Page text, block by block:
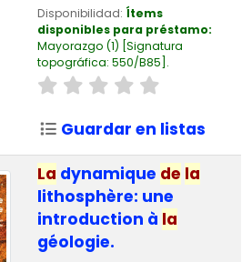
Disponibilidad: Ítems
disponibles para préstamo:
Mayorazgo (1) Signatura
topográfica: 550/B85 .
Guardar en listas
La dynamique de la
lithosphère: une
introduction à la
géologie.